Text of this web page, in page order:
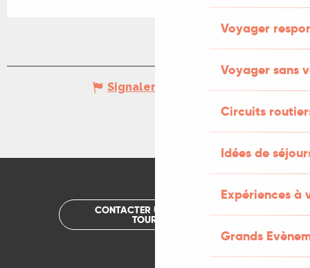
Voyager
Voyager sans
Circuits
Idées de
Expériences à
Grands
Signaler une erreur
CONTACTER UN OFFICE DE
TOURISME